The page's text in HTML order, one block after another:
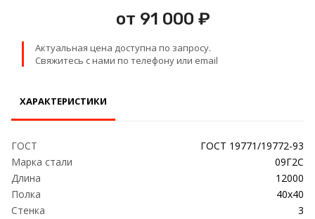
Детали трубопровода
от 91 000 ₽
Актуальная цена доступна по запросу.
Свяжитесь с нами по телефону или email
ХАРАКТЕРИСТИКИ
ГОСТ
ГОСТ 19771/19772-93
Марка стали
09Г2С
Длина
12000
Полка
40х40
Стенка
3